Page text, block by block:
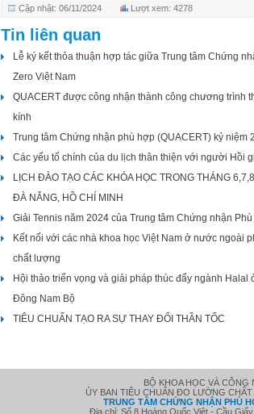
Cập nhật: 06/11/2024 Lượt xem: 4278
Tin liên quan
Lễ ký kết thỏa thuận hợp tác giữa Trung tâm Chứng
Zero Việt Nam
QUACERT được công nhận thành công chương trình
kính
Trung tâm Chứng nhận phù hợp (QUACERT) kỷ niệm
Các yếu tố chính của du lịch thân thiện với người Hồi
LỊCH ĐÀO TẠO CÁC KHÓA HỌC TRONG THÁNG
ĐÀ NẴNG, HỒ CHÍ MINH
Giải Tennis năm 2024 của Trung tâm Chứng nhận
Kết nối với các nhà khoa học Việt Nam ở nước ngoài
chất lượng
Hội thảo triển vọng và giải pháp thúc đẩy ngành Halal
Đông Nam Bộ
TIÊU CHUẨN TẠO RA SỰ THAY ĐỔI THẦN TỐC
BỘ KHOA HỌC VÀ CÔNG
ỦY BAN TIÊU CHUẨN ĐO LƯỜNG
TRUNG TÂM CHỨNG NHẬN PHÙ
Địa chỉ: Số 8 Hoàng Quốc Việt - Cầu